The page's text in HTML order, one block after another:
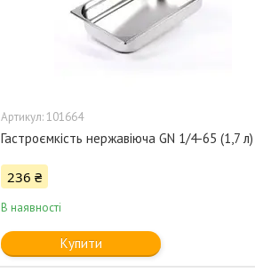
101664
Гастроємкість нержавіюча GN 1/4-65 (1,7 л)
236 ₴
В наявності
Купити